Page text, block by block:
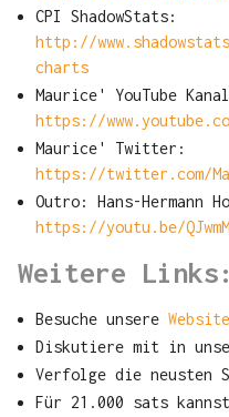
CPI ShadowStats:
http://
charts
Maurice' YouTube
https://
Maurice' Twitter:
https://twitter.com/
Outro: Hans-Hermann
https://youtu.be/
Weitere Links:
Besuche unsere Website
Diskutiere mit in
Verfolge die neusten
Für 21.000 sats